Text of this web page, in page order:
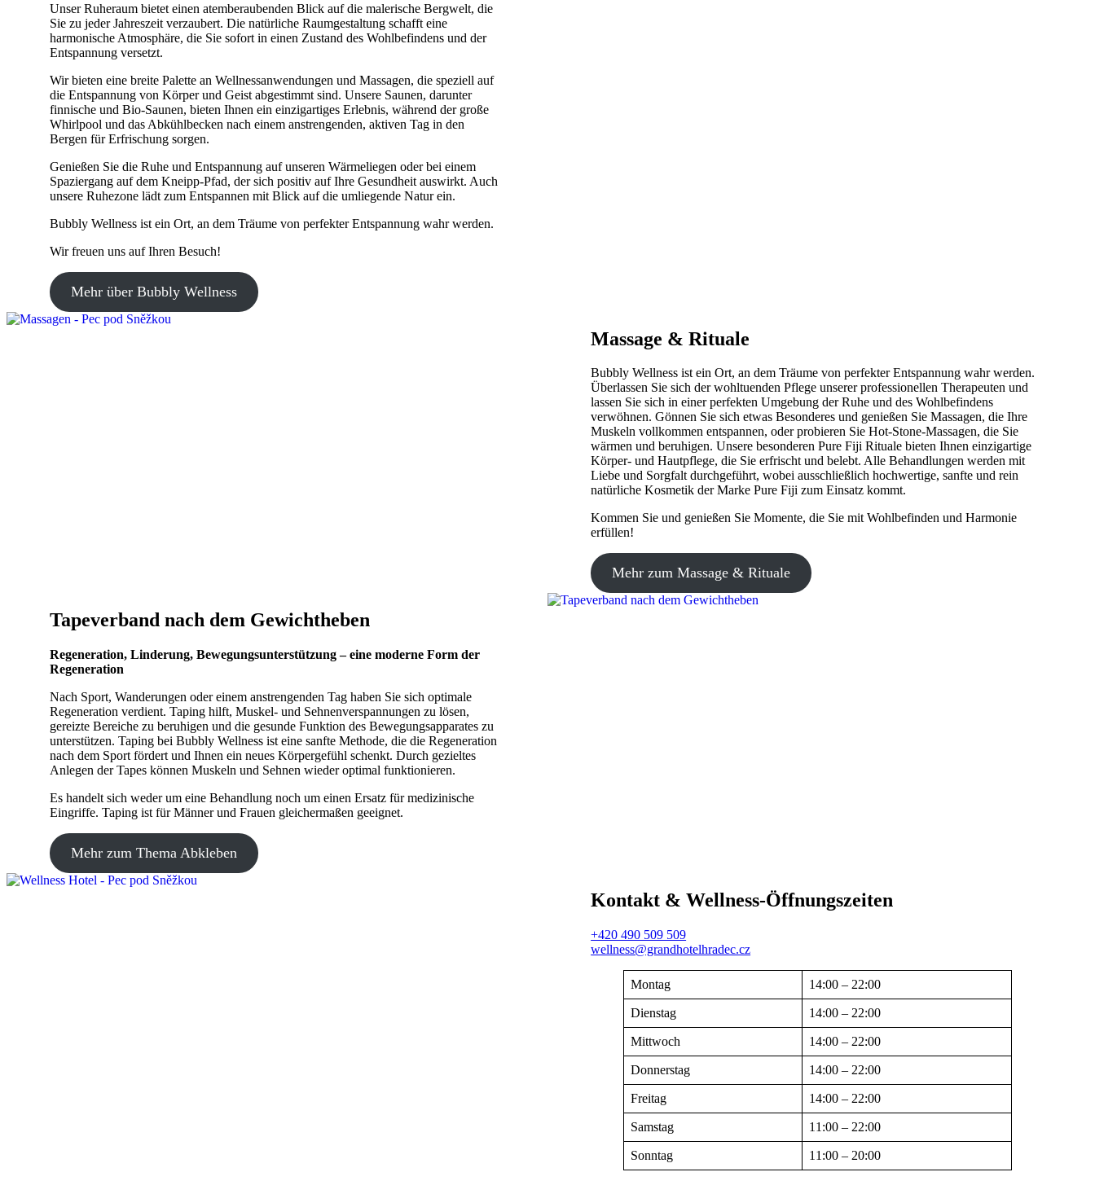
Unser Ruheraum bietet einen atemberaubenden Blick auf die malerische Bergwelt, die
Sie zu jeder Jahreszeit verzaubert. Die natürliche Raumgestaltung schafft eine
harmonische Atmosphäre, die Sie sofort in einen Zustand des Wohlbefindens und der
Entspannung versetzt.
Wir bieten eine breite Palette an Wellnessanwendungen und Massagen, die speziell auf
die Entspannung von Körper und Geist abgestimmt sind. Unsere Saunen, darunter
finnische und Bio-Saunen, bieten Ihnen ein einzigartiges Erlebnis, während der große
Whirlpool und das Abkühlbecken nach einem anstrengenden, aktiven Tag in den
Bergen für Erfrischung sorgen.
Genießen Sie die Ruhe und Entspannung auf unseren Wärmeliegen oder bei einem
Spaziergang auf dem Kneipp-Pfad, der sich positiv auf Ihre Gesundheit auswirkt. Auch
unsere Ruhezone lädt zum Entspannen mit Blick auf die umliegende Natur ein.
Bubbly Wellness ist ein Ort, an dem Träume von perfekter Entspannung wahr werden.
Wir freuen uns auf Ihren Besuch!
Mehr über Bubbly Wellness
Massage & Rituale
Bubbly Wellness ist ein Ort, an dem Träume von perfekter Entspannung wahr werden.
Überlassen Sie sich der wohltuenden Pflege unserer professionellen Therapeuten und
lassen Sie sich in einer perfekten Umgebung der Ruhe und des Wohlbefindens
verwöhnen. Gönnen Sie sich etwas Besonderes und genießen Sie Massagen, die Ihre
Muskeln vollkommen entspannen, oder probieren Sie Hot-Stone-Massagen, die Sie
wärmen und beruhigen. Unsere besonderen Pure Fiji Rituale bieten Ihnen einzigartige
Körper- und Hautpflege, die Sie erfrischt und belebt. Alle Behandlungen werden mit
Liebe und Sorgfalt durchgeführt, wobei ausschließlich hochwertige, sanfte und rein
natürliche Kosmetik der Marke Pure Fiji zum Einsatz kommt.
Kommen Sie und genießen Sie Momente, die Sie mit Wohlbefinden und Harmonie
erfüllen!
Mehr zum Massage & Rituale
Tapeverband nach dem Gewichtheben
Regeneration, Linderung, Bewegungsunterstützung – eine moderne Form der
Regeneration
Nach Sport, Wanderungen oder einem anstrengenden Tag haben Sie sich optimale
Regeneration verdient. Taping hilft, Muskel- und Sehnenverspannungen zu lösen,
gereizte Bereiche zu beruhigen und die gesunde Funktion des Bewegungsapparates zu
unterstützen. Taping bei Bubbly Wellness ist eine sanfte Methode, die die Regeneration
nach dem Sport fördert und Ihnen ein neues Körpergefühl schenkt. Durch gezieltes
Anlegen der Tapes können Muskeln und Sehnen wieder optimal funktionieren.
Es handelt sich weder um eine Behandlung noch um einen Ersatz für medizinische
Eingriffe. Taping ist für Männer und Frauen gleichermaßen geeignet.
Mehr zum Thema Abkleben
Kontakt & Wellness-Öffnungszeiten
+420 490 509 509
wellness@grandhotelhradec.cz
Montag 14:00 – 22:00
Dienstag 14:00 – 22:00
Mittwoch 14:00 – 22:00
Donnerstag 14:00 – 22:00
Freitag 14:00 – 22:00
Samstag 11:00 – 22:00
Sonntag 11:00 – 20:00